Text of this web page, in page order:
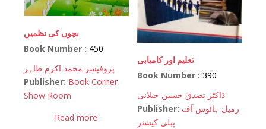
بچوں کی نظمیں
Book Number : 450
پروفیسر محمد اکرم طاہر
Publisher: Book Corner
Show Room
Read more
تعلیم اور کامیابی
Book Number :390
ڈاکٹر تصدق حسین جیلانی
Publisher: رمیل ہائوس آف
پبلی کیشنز